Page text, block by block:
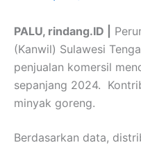
PALU, rindang.ID |
(Kanwil) Sulawesi
penjualan komersil
sepanjang 2024.
minyak goreng.
Berdasarkan data,